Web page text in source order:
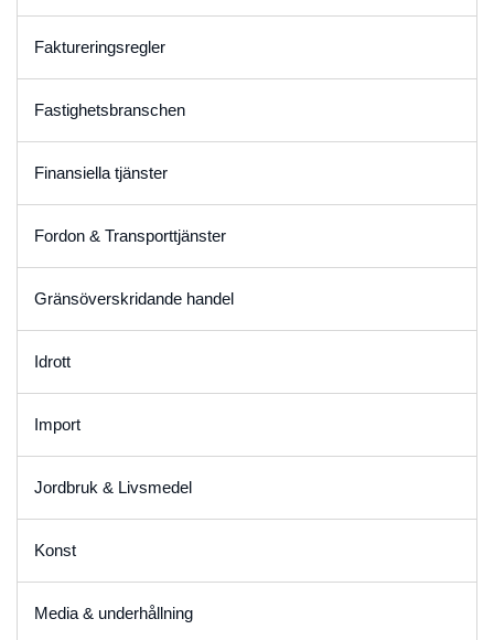
Faktureringsregler
Fastighetsbranschen
Finansiella tjänster
Fordon & Transporttjänster
Gränsöverskridande handel
Idrott
Import
Jordbruk & Livsmedel
Konst
Media & underhållning